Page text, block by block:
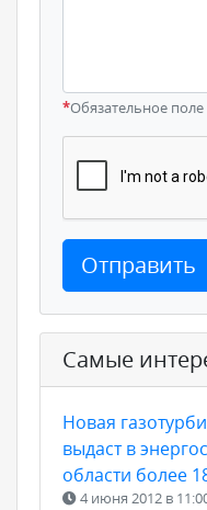
*Обязательное поле
Отправить
Самые
Новая
выдаст в
области более
4 июня 2012 в